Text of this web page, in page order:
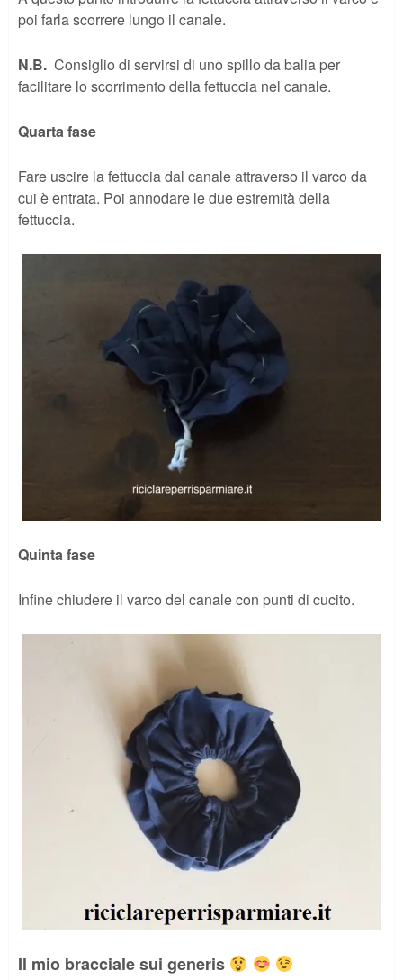
poi farla scorrere lungo il canale.
N.B. Consiglio di servirsi di uno spillo da balia per
facilitare lo scorrimento della fettuccia nel canale.
Quarta fase
Fare uscire la fettuccia dal canale attraverso il varco da
cui è entrata. Poi annodare le due estremità della
fettuccia.
Quinta fase
Infine chiudere il varco del canale con punti di cucito.
Il mio bracciale sui generis